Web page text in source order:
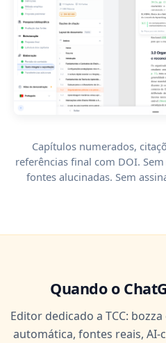
Capítulos numerados,
referências final com DOI.
fontes alucinadas. Sem
Quando o
Editor dedicado a TCC:
automática, fontes reais, AI-